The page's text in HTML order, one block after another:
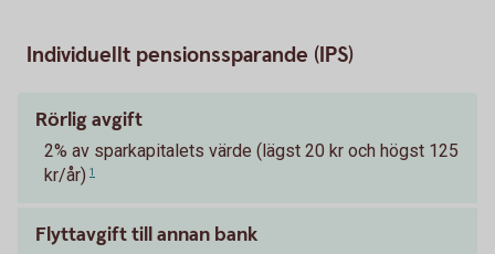
Individuellt pensionssparande (IPS)
Rörlig avgift
2% av sparkapitalets värde (lägst 20 kr och högst 125
kr/år) 1
Flyttavgift till annan bank